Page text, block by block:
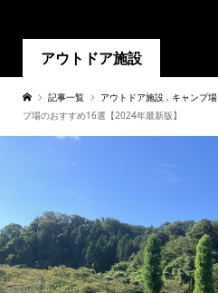
アウトドア施設
記事一覧 アウトドア施設 , キャンプ場
プ場のおすすめ16選【2024年最新版】